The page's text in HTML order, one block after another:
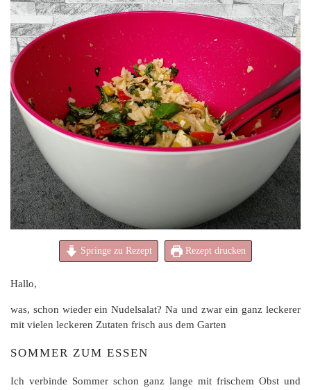
Springe zu Rezept Rezept drucken
Hallo,
was, schon wieder ein Nudelsalat? Na und zwar ein ganz leckerer
mit vielen leckeren Zutaten frisch aus dem Garten
SOMMER ZUM ESSEN
Ich verbinde Sommer schon ganz lange mit frischem Obst und